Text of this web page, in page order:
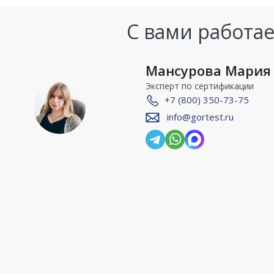
С вами
Мансурова Мария
Эксперт по сертификации
+7 (800) 350-73-75
info@gortest.ru